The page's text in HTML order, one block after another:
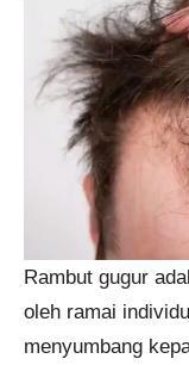
Rambut gugur
oleh ramai
menyumbang